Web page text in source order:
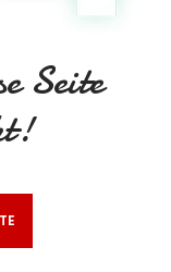
Seite